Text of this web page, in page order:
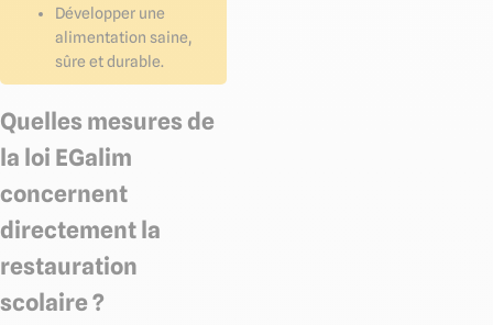
Développer une
alimentation saine,
sûre et durable.
Quelles mesures de
la loi EGalim
concernent
directement la
restauration
scolaire ?